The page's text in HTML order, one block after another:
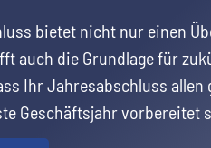
bietet nicht nur einen
auch die Grundlage für
Ihr Jahresabschluss
Geschäftsjahr vorbereitet